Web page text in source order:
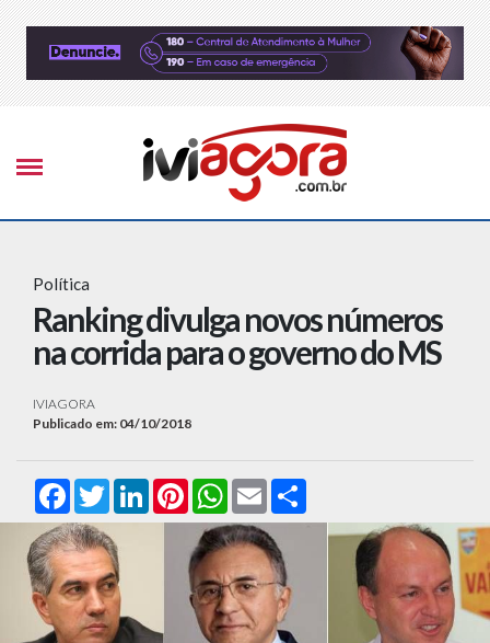
Política
Ranking divulga novos números
na corrida para o governo do MS
IVIAGORA
Publicado em: 04/10/2018
FacebookTwitterLinkedInPinterestWhatsApp
Email